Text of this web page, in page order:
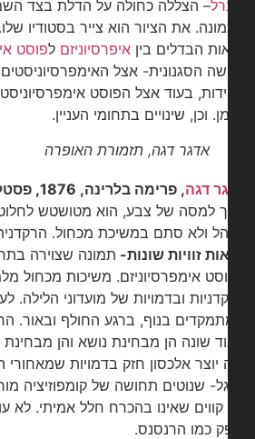
– הצללה כחולה על הדלת בצד השמאלי
את הציור הוא צייר בסטודיו שלו.
הבדלים ביןאיפרסיוניזםלפוסט
הסגנונית- אצל האימפרסיוניסטים
בעוד אצל הפוסט אימפרסיוניסטים
וכן, שינויים בתחומי העניין.
אדגר דגה, תזמורת האופרה
דגה , פרימה בלרינה, 1876, פסטל –
למסה של צבע, הוא מטושטש לחלוטין,
ולא סתם במשיכת מכחול. הרקדנית
זוויות שונות-תמונה שצוירה
אימפרסיוניזם. משיכות מכחול
ובדמויות של מועדוני הלילה.
בנוף, ברגע החולף ובאור. הרקע
שונה הן מבחינת נושא והן מבחינת
יוצר אלכסון חזק בדמויות שמאחורי
שנוטים תחושה של קומפוזיציה
שאינו בהכרח חלל אמיתי. לא עוד
כמו הרנסנס.